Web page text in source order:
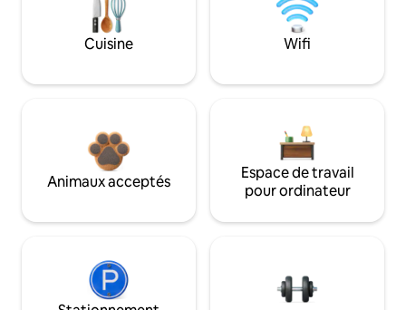
Cuisine Wifi
Animaux acceptés
Espace de travail
pour ordinateur